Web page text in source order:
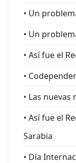
• Un
• Un
• Así fue el
•
• Las
• Así fue el
Sarabia
• Día